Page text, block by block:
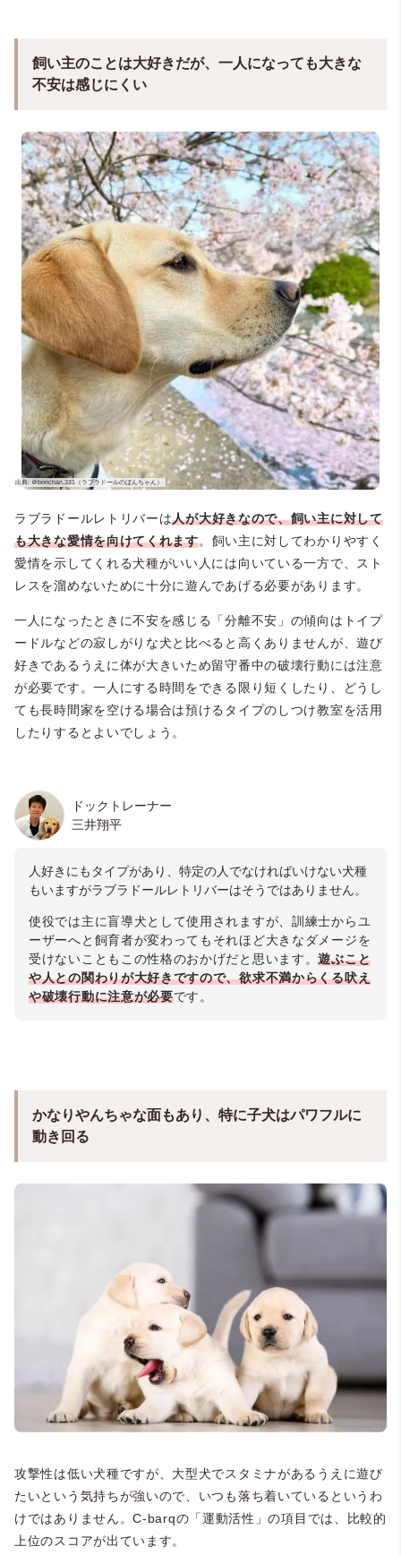
飼い主のことは大好きだが、一人になっても大きな
不安は感じにくい
ラブラドールレトリバーは人が大好きなので、飼い主に対して
も大きな愛情を向けてくれます。飼い主に対してわかりやすく
愛情を示してくれる犬種がいい人には向いている一方で、スト
レスを溜めないために十分に遊んであげる必要があります。
一人になったときに不安を感じる「分離不安」の傾向はトイプ
ードルなどの寂しがりな犬と比べると高くありませんが、遊び
好きであるうえに体が大きいため留守番中の破壊行動には注意
が必要です。一人にする時間をできる限り短くしたり、どうし
ても長時間家を空ける場合は預けるタイプのしつけ教室を活用
したりするとよいでしょう。
ドックトレーナー
三井翔平
人好きにもタイプがあり、 特定の人でなければいけない犬種
もいますがラブラドールレトリバーはそうではありません。
使役では主に盲導犬として使用されますが、訓練士からユ
ーザーへと飼育者が変わってもそれほど大きなダメージを
受けないこともこの性格のおかげだと思います。遊ぶこと
や人との関わりが大好きですので、欲求不満からくる吠え
や破壊行動に注意が必要です。
かなりやんちゃな面もあり、特に子犬はパワフルに
動き回る
攻撃性は低い犬種ですが、大型犬でスタミナがあるうえに遊び
たいという気持ちが強いので、いつも落ち着いているというわ
けではありません。C-barqの「運動活性」の項目では、比較的
上位のスコアが出ています。